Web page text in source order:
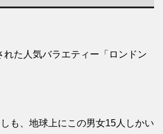
れた人気バラエティー「ロンドン
も、地球上にこの男女15人しかい